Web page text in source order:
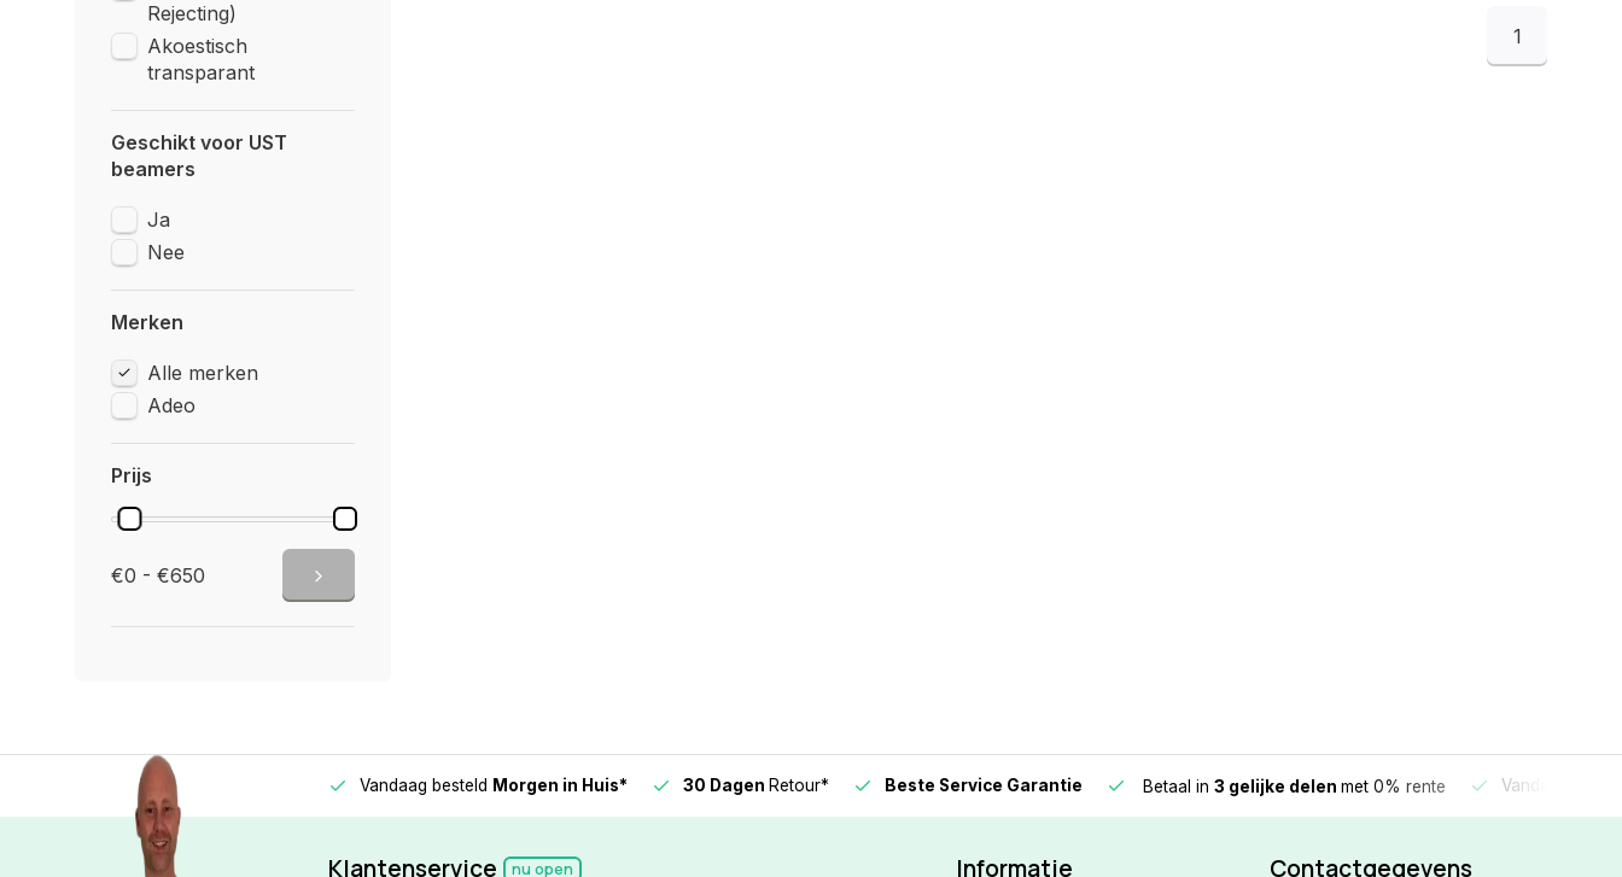
Rejecting)
Akoestisch
transparant
Geschikt voor UST
beamers
Ja
Nee
Merken
Alle merken
Adeo
Prijs
€0 - €650
1
3 gelijke delen Vandaag besteld Morgen in Huis* 30 Dagen Retour* Beste Service Garantie Betaal in 3 gelijke delen met 0% rente Vandaag
Klantenservice nu open Informatie Contactgegevens